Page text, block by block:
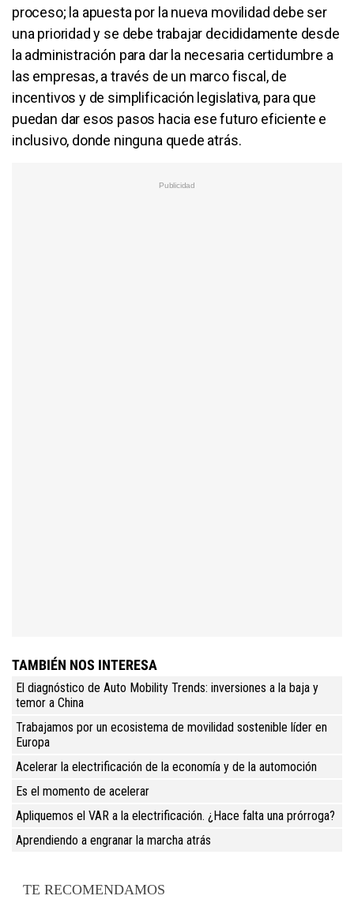
proceso; la apuesta por la nueva movilidad debe ser
una prioridad y se debe trabajar decididamente desde
la administración para dar la necesaria certidumbre a
las empresas, a través de un marco fiscal, de
incentivos y de simplificación legislativa, para que
puedan dar esos pasos hacia ese futuro eficiente e
inclusivo, donde ninguna quede atrás.
TAMBIÉN NOS INTERESA
El diagnóstico de Auto Mobility Trends: inversiones a la baja y
temor a China
Trabajamos por un ecosistema de movilidad sostenible líder en
Europa
Acelerar la electrificación de la economía y de la automoción
Es el momento de acelerar
Apliquemos el VAR a la electrificación. ¿Hace falta una prórroga?
Aprendiendo a engranar la marcha atrás
TE RECOMENDAMOS